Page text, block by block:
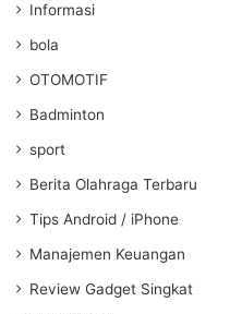
Informasi
bola
OTOMOTIF
Badminton
sport
Berita Olahraga Terbaru
Tips Android / iPhone
Manajemen Keuangan
Review Gadget Singkat